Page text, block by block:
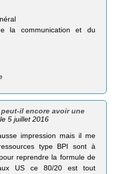
la communication et du
peut-il encore avoir une
, le 5 juillet 2016
impression mais il me
type BPI sont à
reprendre la formule de
US ce 80/20 est tout